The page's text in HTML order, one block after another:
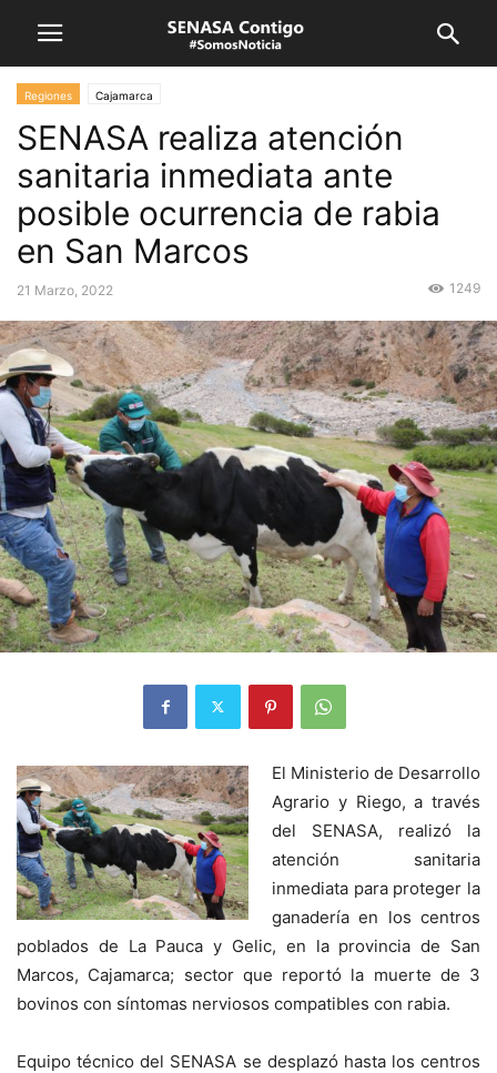
Regiones Cajamarca
SENASA realiza atención
sanitaria inmediata ante
posible ocurrencia de rabia
en San Marcos
21 Marzo, 2022 1249
El Ministerio de Desarrollo
Agrario y Riego, a través
del SENASA, realizó la
atención sanitaria
inmediata para proteger la
ganadería en los centros
poblados de La Pauca y Gelic, en la provincia de San
Marcos, Cajamarca; sector que reportó la muerte de 3
bovinos con síntomas nerviosos compatibles con rabia.
Equipo técnico del SENASA se desplazó hasta los centros